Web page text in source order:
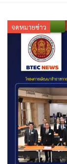
จดหมายข่าว